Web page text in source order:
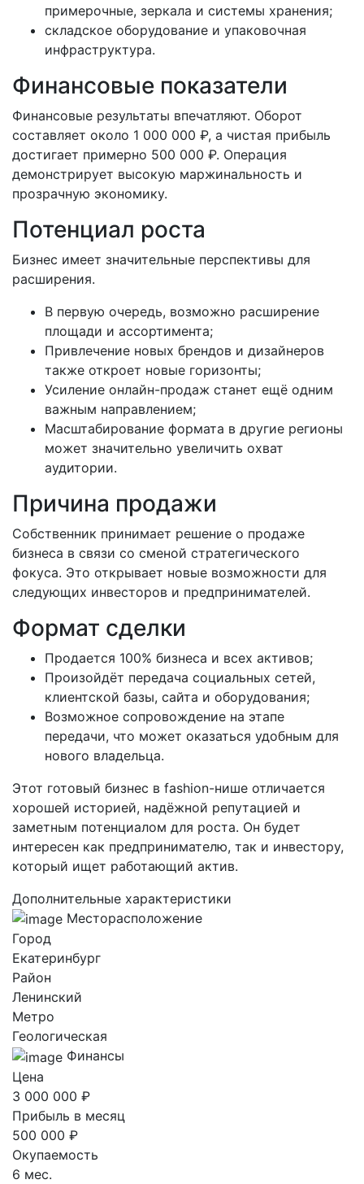
примерочные, зеркала и системы хранения;
складское оборудование и упаковочная
инфраструктура.
Финансовые показатели
Финансовые результаты впечатляют. Оборот
составляет около 1 000 000 ₽, а чистая прибыль
достигает примерно 500 000 ₽. Операция
демонстрирует высокую маржинальность и
прозрачную экономику.
Потенциал роста
Бизнес имеет значительные перспективы для
расширения.
В первую очередь, возможно расширение
площади и ассортимента;
Привлечение новых брендов и дизайнеров
также откроет новые горизонты;
Усиление онлайн-продаж станет ещё одним
важным направлением;
Масштабирование формата в другие регионы
может значительно увеличить охват
аудитории.
Причина продажи
Собственник принимает решение о продаже
бизнеса в связи со сменой стратегического
фокуса. Это открывает новые возможности для
следующих инвесторов и предпринимателей.
Формат сделки
Продается 100% бизнеса и всех активов;
Произойдёт передача социальных сетей,
клиентской базы, сайта и оборудования;
Возможное сопровождение на этапе
передачи, что может оказаться удобным для
нового владельца.
Этот готовый бизнес в fashion-нише отличается
хорошей историей, надёжной репутацией и
заметным потенциалом для роста. Он будет
интересен как предпринимателю, так и инвестору,
который ищет работающий актив.
Дополнительные характеристики
Месторасположение
Город
Екатеринбург
Район
Ленинский
Метро
Геологическая
Финансы
Цена
3 000 000 ₽
Прибыль в месяц
500 000 ₽
Окупаемость
6 мес.